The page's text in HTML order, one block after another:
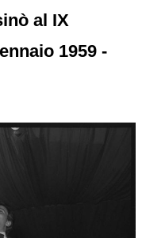
al IX
1959 -